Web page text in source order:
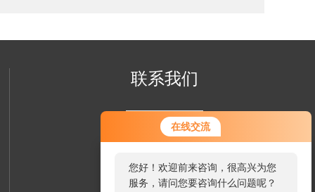
在线交流
您好！欢迎前来咨询，很高兴为您
服务，请问您要咨询什么问题呢？
联系我们